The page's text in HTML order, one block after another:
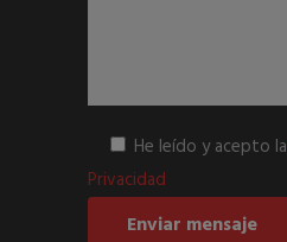
He leído y acepto la
Privacidad